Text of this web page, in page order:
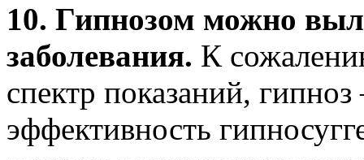
10. Гипнозом можно
заболевания. К
спектр показаний,
эффективность